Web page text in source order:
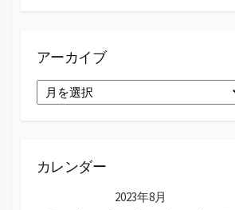
アーカイブ
ー
カレンダー
2023年8月